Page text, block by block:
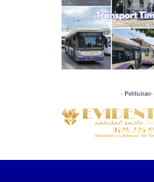
- Publicitate-